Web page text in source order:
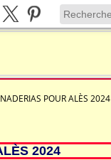
POUR ALÈS 2024
2024